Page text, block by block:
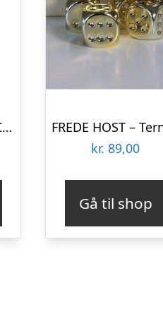
Valpolicella 2018, Corte majoli, Veneto
kr. 89,00
Gå til shop